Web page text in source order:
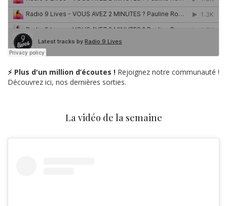
⚡ Plus d'un million d’écoutes ! Rejoignez notre communauté !
Découvrez ici, nos dernières sorties.
La vidéo de la semaine